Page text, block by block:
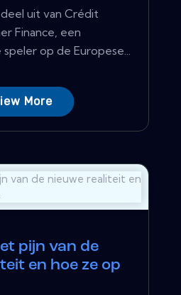
uit van Crédit
Finance, een
op de Europese...
More
pijn van de
en hoe ze op